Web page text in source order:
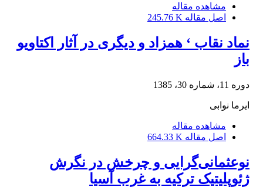
مشاهده مقاله
اصل مقاله 245.76 K
نماد نقاب ‘ همزاد و دیگری در آثار اکتاویو
باز
دوره 11، شماره 30، 1385
ایرما نوابی
مشاهده مقاله
اصل مقاله 664.33 K
نوعثمانی‌گرایی و چرخش در نگرش
ژئوپلیتیک ترکیه به غرب آسیا